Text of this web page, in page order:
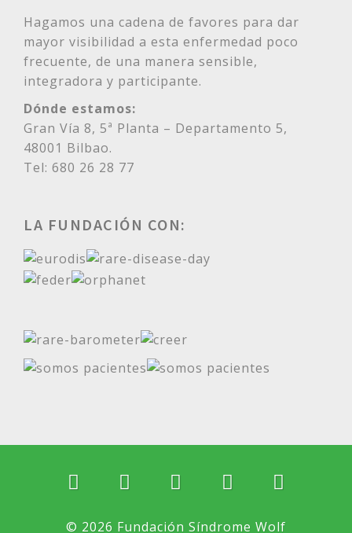
Hagamos una cadena de favores para dar
mayor visibilidad a esta enfermedad poco
frecuente, de una manera sensible,
integradora y participante.
Dónde estamos:
Gran Vía 8, 5ª Planta – Departamento 5,
48001 Bilbao.
Tel: 680 26 28 77
LA FUNDACIÓN CON:
© 2026 Fundación Síndrome Wolf